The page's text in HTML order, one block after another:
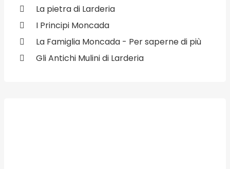
La pietra di Larderia
I Principi Moncada
La Famiglia Moncada - Per saperne di più
Gli Antichi Mulini di Larderia